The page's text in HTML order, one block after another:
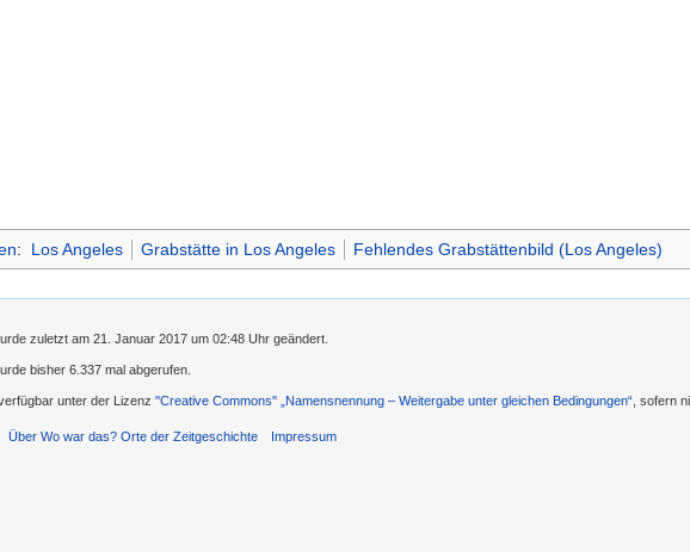
: Los Angeles Grabstätte in Los Angeles Fehlendes Grabstättenbild (Los Angeles)
zuletzt am 21. Januar 2017 um 02:48 Uhr geändert.
bisher 6.337 mal abgerufen.
unter der Lizenz ''Creative Commons'' „Namensnennung – Weitergabe unter gleichen Bedingungen“ , sofern
Über Wo war das? Orte der Zeitgeschichte Impressum